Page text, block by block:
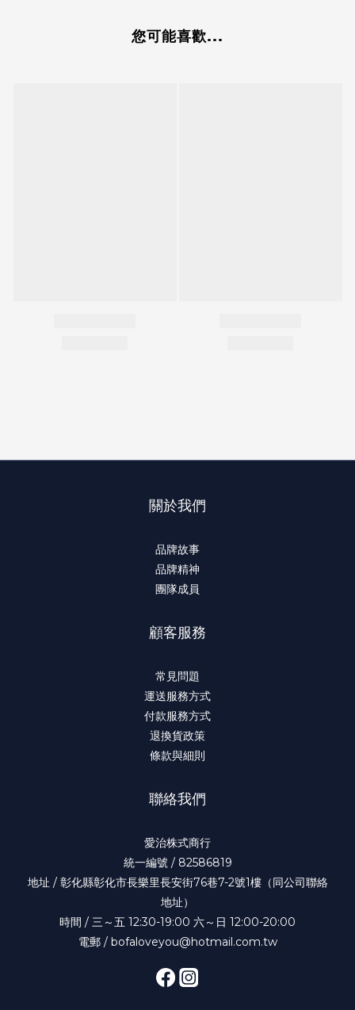
您可能喜歡...
關於我們
品牌故事
品牌精神
團隊成員
顧客服務
常見問題
運送服務方式
付款服務方式
退換貨政策
條款與細則
聯絡我們
愛治株式商行
統一編號 / 82586819
地址 / 彰化縣彰化市長樂里長安街76巷7-2號1樓（同公司聯絡
地址）
時間 / 三～五 12:30-19:00 六～日 12:00-20:00
電郵 / bofaloveyou@hotmail.com.tw